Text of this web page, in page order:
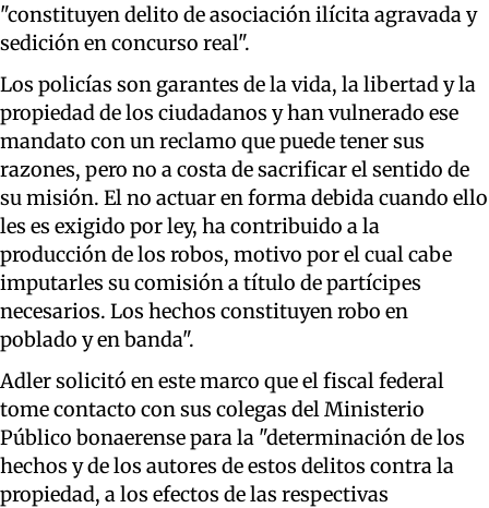
"constituyen delito de asociación ilícita agravada y
sedición en concurso real".
Los policías son garantes de la vida, la libertad y la
propiedad de los ciudadanos y han vulnerado ese
mandato con un reclamo que puede tener sus
razones, pero no a costa de sacrificar el sentido de
su misión. El no actuar en forma debida cuando ello
les es exigido por ley, ha contribuido a la
producción de los robos, motivo por el cual cabe
imputarles su comisión a título de partícipes
necesarios. Los hechos constituyen robo en
poblado y en banda".
Adler solicitó en este marco que el fiscal federal
tome contacto con sus colegas del Ministerio
Público bonaerense para la "determinación de los
hechos y de los autores de estos delitos contra la
propiedad, a los efectos de las respectivas